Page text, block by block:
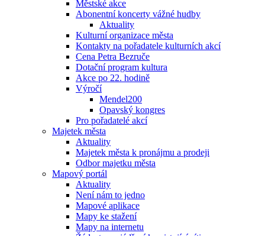
Městské akce
Abonentní koncerty vážné hudby
Aktuality
Kulturní organizace města
Kontakty na pořadatele kulturních akcí
Cena Petra Bezruče
Dotační program kultura
Akce po 22. hodině
Výročí
Mendel200
Opavský kongres
Pro pořadatelé akcí
Majetek města
Aktuality
Majetek města k pronájmu a prodeji
Odbor majetku města
Mapový portál
Aktuality
Není nám to jedno
Mapové aplikace
Mapy ke stažení
Mapy na internetu